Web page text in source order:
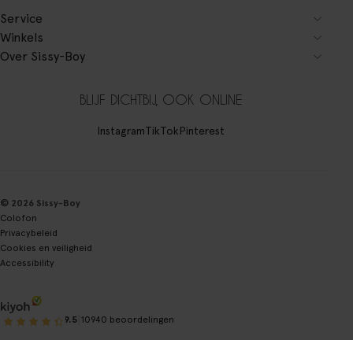
Service
Winkels
Over Sissy-Boy
BLIJF DICHTBIJ, OOK ONLINE
InstagramTikTokPinterest
© 2026 Sissy-Boy
Colofon
Privacybeleid
Cookies en veiligheid
Accessibility
9.5 10940 beoordelingen